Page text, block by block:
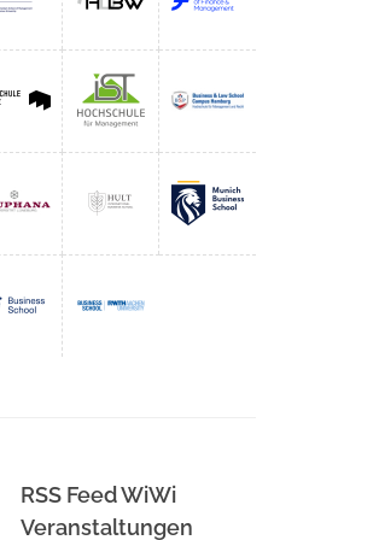
RSS Feed WiWi
Veranstaltungen